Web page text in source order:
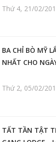
Thứ 4, 21/02/
BA CHỈ BÒ MỸ
NHẤT CHO
Thứ 2, 05/02/
TẤT TẦN TẬT